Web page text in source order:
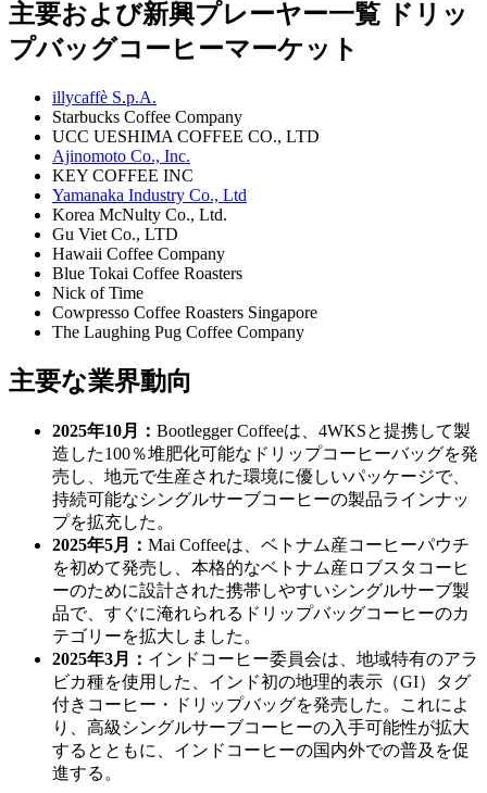
主要および新興プレーヤー一覧 ドリッ
プバッグコーヒーマーケット
illycaffè S.p.A.
Starbucks Coffee Company
UCC UESHIMA COFFEE CO., LTD
Ajinomoto Co., Inc.
KEY COFFEE INC
Yamanaka Industry Co., Ltd
Korea McNulty Co., Ltd.
Gu Viet Co., LTD
Hawaii Coffee Company
Blue Tokai Coffee Roasters
Nick of Time
Cowpresso Coffee Roasters Singapore
The Laughing Pug Coffee Company
主要な業界動向
2025年10月： Bootlegger Coffeeは、4WKSと提携して製
造した100％堆肥化可能なドリップコーヒーバッグを発
売し、地元で生産された環境に優しいパッケージで、
持続可能なシングルサーブコーヒーの製品ラインナッ
プを拡充した。
2025年5月： Mai Coffeeは、ベトナム産コーヒーパウチ
を初めて発売し、本格的なベトナム産ロブスタコーヒ
ーのために設計された携帯しやすいシングルサーブ製
品で、すぐに淹れられるドリップバッグコーヒーのカ
テゴリーを拡大しました。
2025年3月： インドコーヒー委員会は、地域特有のアラ
ビカ種を使用した、インド初の地理的表示（GI）タグ
付きコーヒー・ドリップバッグを発売した。これによ
り、高級シングルサーブコーヒーの入手可能性が拡大
するとともに、インドコーヒーの国内外での普及を促
進する。